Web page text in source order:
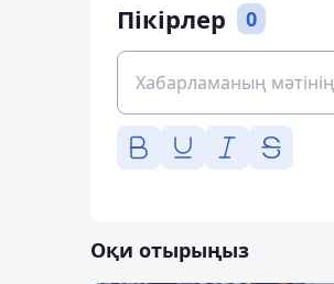
Пікірлер 0
Оқи отырыңыз